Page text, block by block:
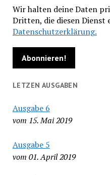
Wir halten deine Daten
Dritten, die diesen Dienst
Datenschutzerklärung.
LETZEN AUSGABEN
Ausgabe 6
vom 15. Mai 2019
Ausgabe 5
vom 01. April 2019